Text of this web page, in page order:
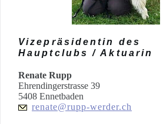
Vizepräsidentin des
Hauptclubs / Aktuarin
Renate Rupp
Ehrendingerstrasse 39
5408 Ennetbaden
renate@rupp-werder.ch